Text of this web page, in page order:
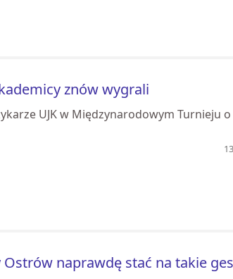
znów wygrali
UJK w Międzynarodowym Turnieju
naprawdę stać na takie